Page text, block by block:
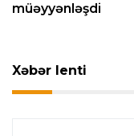
müəyyənləşdi
Xəbər lenti